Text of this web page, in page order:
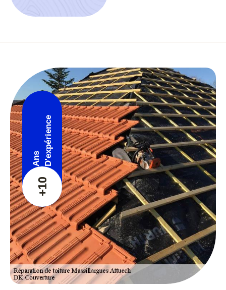
+10
Ans D'expérience